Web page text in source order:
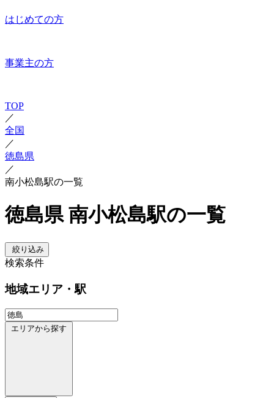
はじめての方
事業主の方
TOP
／
全国
／
徳島県
／
南小松島駅の一覧
徳島県 南小松島駅の一覧
絞り込み
検索条件
地域エリア・駅
エリアから探す